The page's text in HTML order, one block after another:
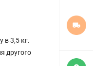
в 3,5 кг.
другого